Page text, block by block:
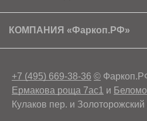
Скачать прайс
Сертификаты
Условия возврата
КОМПАНИЯ «Фаркоп.РФ»
+7 (495) 669-38-36 ©
Ермакова роща 7ас1 и
Кулаков пер. и Золоторожский